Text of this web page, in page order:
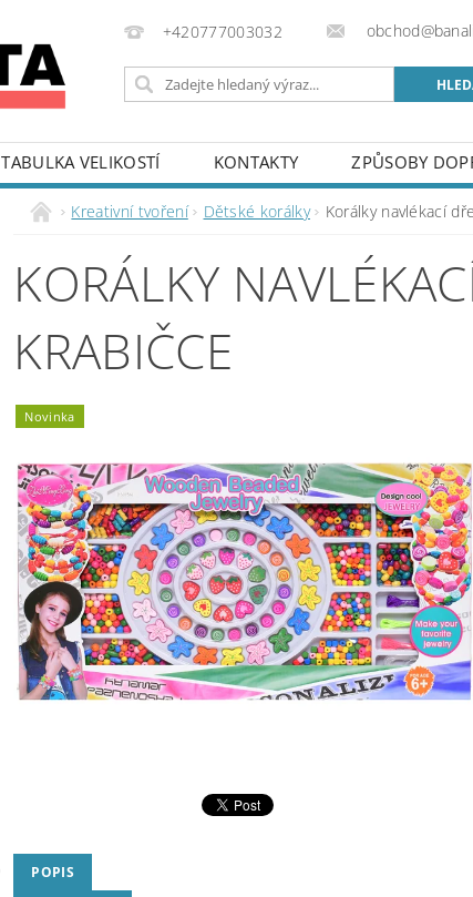
+420777003032
TABULKA VELIKOSTÍ KONTAKTY ZPŮSOBY
Kreativní tvoření Dětské korálky Korálky navlékací
KORÁLKY
KRABIČCE
Novinka
POPIS